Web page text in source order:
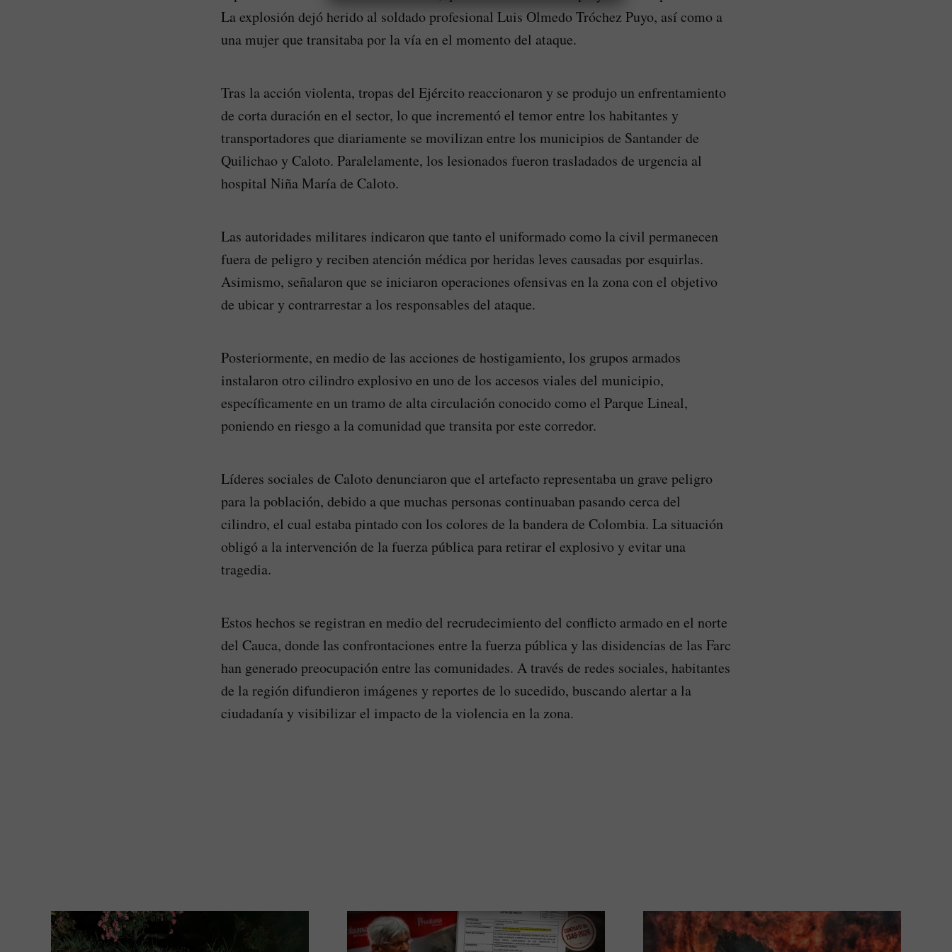
La explosión dejó herido al soldado profesional Luis Olmedo Tróchez Puyo, así como a
una mujer que transitaba por la vía en el momento del ataque.
Tras la acción violenta, tropas del Ejército reaccionaron y se produjo un enfrentamiento
de corta duración en el sector, lo que incrementó el temor entre los habitantes y
transportadores que diariamente se movilizan entre los municipios de Santander de
Quilichao y Caloto. Paralelamente, los lesionados fueron trasladados de urgencia al
hospital Niña María de Caloto.
Las autoridades militares indicaron que tanto el uniformado como la civil permanecen
fuera de peligro y reciben atención médica por heridas leves causadas por esquirlas.
Asimismo, señalaron que se iniciaron operaciones ofensivas en la zona con el objetivo
de ubicar y contrarrestar a los responsables del ataque.
Posteriormente, en medio de las acciones de hostigamiento, los grupos armados
instalaron otro cilindro explosivo en uno de los accesos viales del municipio,
específicamente en un tramo de alta circulación conocido como el Parque Lineal,
poniendo en riesgo a la comunidad que transita por este corredor.
Líderes sociales de Caloto denunciaron que el artefacto representaba un grave peligro
para la población, debido a que muchas personas continuaban pasando cerca del
cilindro, el cual estaba pintado con los colores de la bandera de Colombia. La situación
obligó a la intervención de la fuerza pública para retirar el explosivo y evitar una
tragedia.
Estos hechos se registran en medio del recrudecimiento del conflicto armado en el norte
del Cauca, donde las confrontaciones entre la fuerza pública y las disidencias de las Farc
han generado preocupación entre las comunidades. A través de redes sociales, habitantes
de la región difundieron imágenes y reportes de lo sucedido, buscando alertar a la
ciudadanía y visibilizar el impacto de la violencia en la zona.